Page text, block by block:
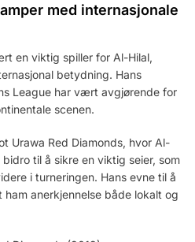
med internasjonale
en viktig spiller for Al-Hilal,
betydning. Hans
League har vært avgjørende for
scenen.
Urawa Red Diamonds, hvor Al-
til å sikre en viktig seier, som
i turneringen. Hans evne til å
anerkjennelse både lokalt og